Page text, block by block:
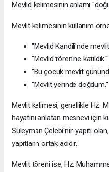
Mevlid kelimesinin anlamı
Mevlit kelimesinin kullanım
"Mevlid Kandili'nde
"Mevlid törenine katıldık."
"Bu çocuk mevlit
"Mevlit yerinde doğdum."
Mevlit kelimesi, genellikle Hz.
hayatını anlatan mesnevi için
Süleyman Çelebi'nin yapıtı
yapıtların ortak adıdır.
Mevlit töreni ise, Hz.